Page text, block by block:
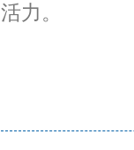
活力。